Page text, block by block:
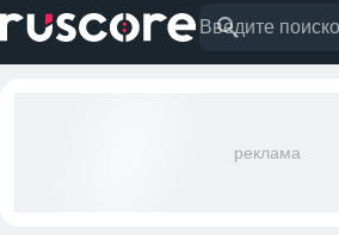
реклама